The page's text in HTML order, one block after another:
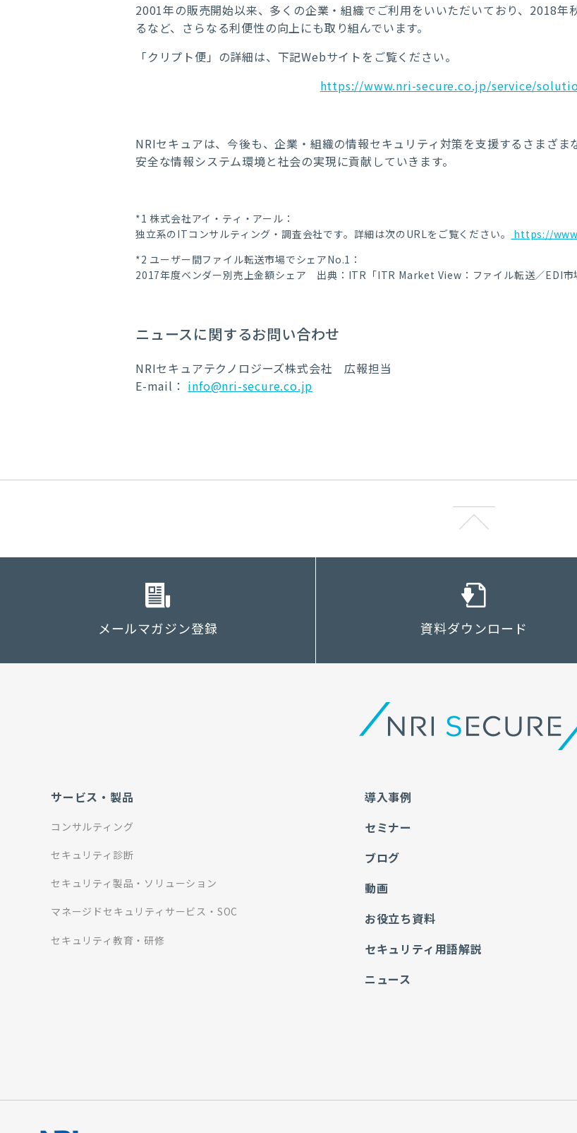
2001年の販売開始以来、多くの企業・組織でご利用をいいただいており、2018年
るなど、さらなる利便性の向上にも取り組んでいます。
「クリプト便」の詳細は、下記Webサイトをご覧ください。
https://www.nri-secure.co.jp/service/
NRIセキュアは、今後も、企業・組織の情報セキュリティ対策を支援するさまざ
安全な情報システム環境と社会の実現に貢献していきます。
*1 株式会社アイ・ティ・アール：
独立系のITコンサルティング・調査会社です。詳細は次のURLをご覧ください。
https://
*2 ユーザー間ファイル転送市場でシェアNo.1：
2017年度ベンダー別売上金額シェア 出典：ITR「ITR Market View：ファイル転送／EDI市
ニュースに関するお問い合わせ
NRIセキュアテクノロジーズ株式会社 広報担当
E-mail： info@nri-secure.co.jp
メールマガジン登録 資料ダウンロード
サービス・製品
コンサルティング
セキュリティ診断
セキュリティ製品・ソリューション
マネージドセキュリティサービス・SOC
セキュリティ教育・研修
導入事例
セミナー
ブログ
動画
お役立ち資料
セキュリティ用語解説
ニュース